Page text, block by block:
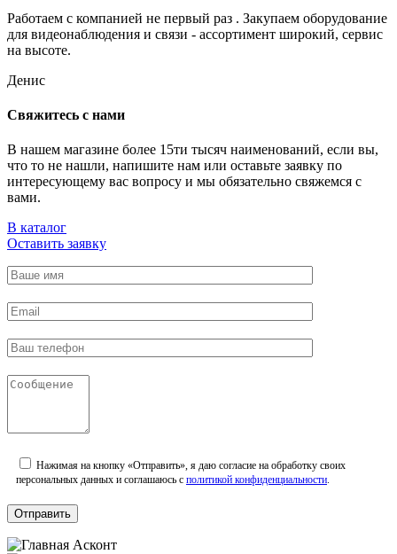
Работаем с компанией не первый раз . Закупаем оборудование
для видеонаблюдения и связи - ассортимент широкий, сервис
на высоте.
Денис
Свяжитесь с нами
В нашем магазине более 15ти тысяч наименований, если вы,
что то не нашли, напишите нам или оставьте заявку по
интересующему вас вопросу и мы обязательно свяжемся с
вами.
В каталог
Оставить заявку
Нажимая на кнопку «Отправить», я даю согласие на обработку своих
персональных данных и соглашаюсь с политикой конфиденциальности.